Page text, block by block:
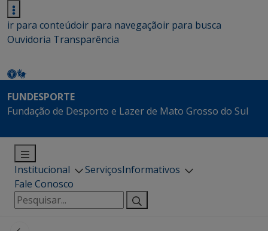
ir para conteúdoir para navegaçãoir para busca
Ouvidoria Transparência
FUNDESPORTE
Fundação de Desporto e Lazer de Mato Grosso do Sul
Institucional ServiçosInformativos
Fale Conosco
Pesquisar
por: